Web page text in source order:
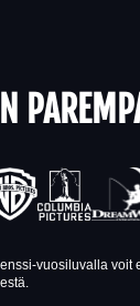
vuosiluvalla voit